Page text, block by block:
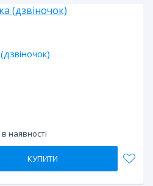
в наявності
КУПИТИ